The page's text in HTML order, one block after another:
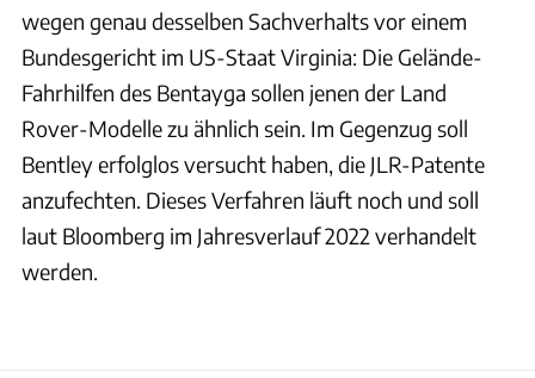
wegen genau desselben Sachverhalts vor einem
Bundesgericht im US-Staat Virginia: Die Gelände-
Fahrhilfen des Bentayga sollen jenen der Land
Rover-Modelle zu ähnlich sein. Im Gegenzug soll
Bentley erfolglos versucht haben, die JLR-Patente
anzufechten. Dieses Verfahren läuft noch und soll
laut Bloomberg im Jahresverlauf 2022 verhandelt
werden.